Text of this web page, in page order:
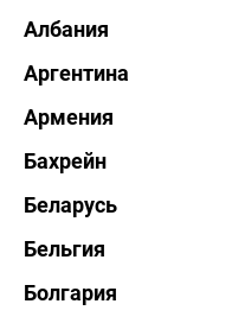
Албания
Аргентина
Армения
Бахрейн
Беларусь
Бельгия
Болгария